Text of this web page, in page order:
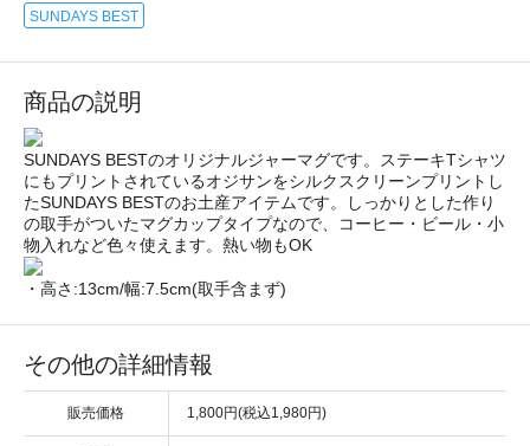
SUNDAYS BEST
商品の説明
SUNDAYS BESTのオリジナルジャーマグです。ステーキTシャツ
にもプリントされているオジサンをシルクスクリーンプリントし
たSUNDAYS BESTのお土産アイテムです。しっかりとした作り
の取手がついたマグカップタイプなので、コーヒー・ビール・小
物入れなど色々使えます。熱い物もOK
・高さ:13cm/幅:7.5cm(取手含まず)
その他の詳細情報
販売価格 1,800円(税込1,980円)